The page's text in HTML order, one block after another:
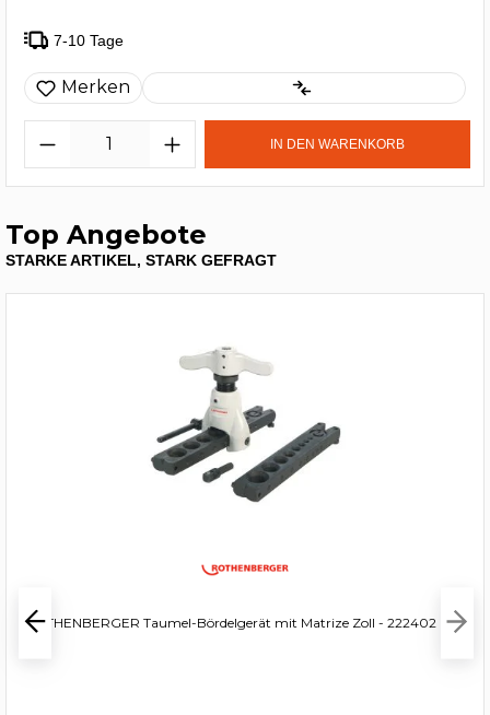
7-10 Tage
Merken
IN DEN WARENKORB
Top Angebote
STARKE ARTIKEL, STARK GEFRAGT
ROTHENBERGER Taumel-Bördelgerät mit Matrize Zoll - 222402